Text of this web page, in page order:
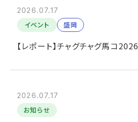
2026.07.17
イベント
盛岡
【レポート】チャグチャグ馬コ2026
2026.07.17
お知らせ